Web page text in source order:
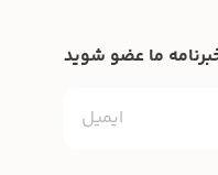
ما عضو شوید